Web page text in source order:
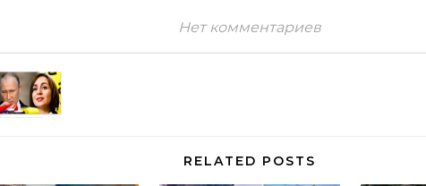
Нет комментариев
RELATED POSTS